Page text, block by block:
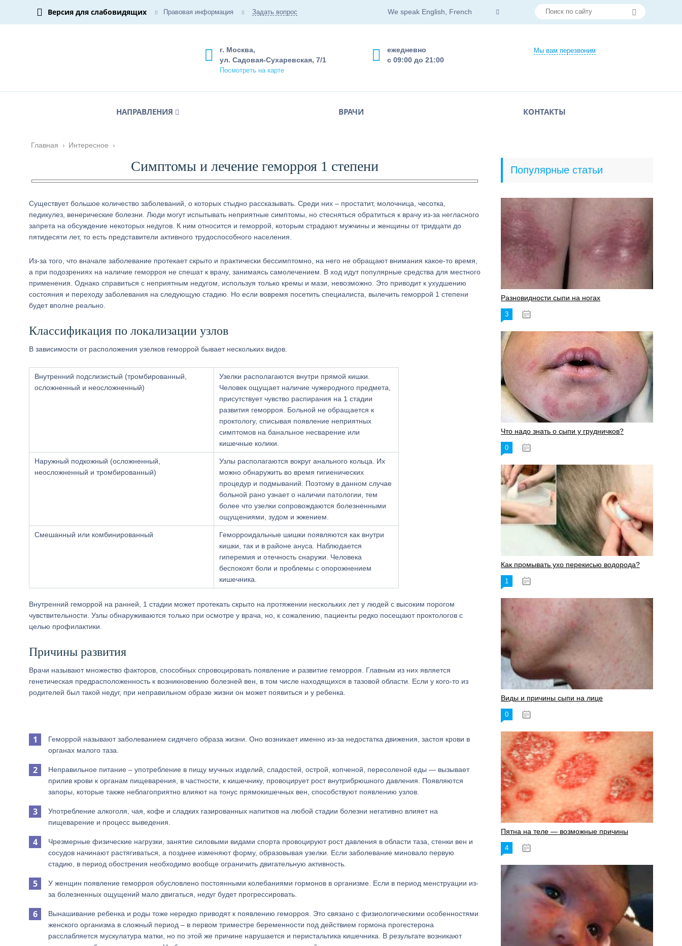
Версия для слабовидящих Правовая информация Задать вопрос We speak English, French
Мы вам перезвоним
ежедневно
с 09:00 до 21:00
г. Москва,
ул. Садовая-Сухаревская, 7/1
Посмотреть на карте
НАПРАВЛЕНИЯ ВРАЧИ КОНТАКТЫ
Главная › Интересное ›
Симптомы и лечение геморроя 1 степени
Существует большое количество заболеваний, о которых стыдно рассказывать. Среди них – простатит, молочница, чесотка,
педикулез, венерические болезни. Люди могут испытывать неприятные симптомы, но стесняться обратиться к врачу из-за негласного
запрета на обсуждение некоторых недугов. К ним относится и геморрой, которым страдают мужчины и женщины от тридцати до
пятидесяти лет, то есть представители активного трудоспособного населения.
Из-за того, что вначале заболевание протекает скрыто и практически бессимптомно, на него не обращают внимания какое-то время,
а при подозрениях на наличие геморроя не спешат к врачу, занимаясь самолечением. В ход идут популярные средства для местного
применения. Однако справиться с неприятным недугом, используя только кремы и мази, невозможно. Это приводит к ухудшению
состояния и переходу заболевания на следующую стадию. Но если вовремя посетить специалиста, вылечить геморрой 1 степени
будет вполне реально.
Классификация по локализации узлов
В зависимости от расположения узелков геморрой бывает нескольких видов.
Внутренний подслизистый (тромбированный,
осложненный и неосложненный)
Узелки располагаются внутри прямой кишки.
Человек ощущает наличие чужеродного предмета,
присутствует чувство распирания на 1 стадии
развития геморроя. Больной не обращается к
проктологу, списывая появление неприятных
симптомов на банальное несварение или
кишечные колики.
Наружный подкожный (осложненный,
неосложненный и тромбированный)
Узлы располагаются вокруг анального кольца. Их
можно обнаружить во время гигиенических
процедур и подмываний. Поэтому в данном случае
больной рано узнает о наличии патологии, тем
более что узелки сопровождаются болезненными
ощущениями, зудом и жжением.
Смешанный или комбинированный
Геморроидальные шишки появляются как внутри
кишки, так и в районе ануса. Наблюдается
гиперемия и отечность снаружи. Человека
беспокоят боли и проблемы с опорожнением
кишечника.
Внутренний геморрой на ранней, 1 стадии может протекать скрыто на протяжении нескольких лет у людей с высоким порогом
чувствительности. Узлы обнаруживаются только при осмотре у врача, но, к сожалению, пациенты редко посещают проктологов с
целью профилактики.
Причины развития
Врачи называют множество факторов, способных спровоцировать появление и развитие геморроя. Главным из них является
генетическая предрасположенность к возникновению болезней вен, в том числе находящихся в тазовой области. Если у кого-то из
родителей был такой недуг, при неправильном образе жизни он может появиться и у ребенка.
Геморрой называют заболеванием сидячего образа жизни. Оно возникает именно из-за недостатка движения, застоя крови в
органах малого таза.
Неправильное питание – употребление в пищу мучных изделий, сладостей, острой, копченой, пересоленой еды — вызывает
прилив крови к органам пищеварения, в частности, к кишечнику, провоцирует рост внутрибрюшного давления. Появляются
запоры, которые также неблагоприятно влияют на тонус прямокишечных вен, способствуют появлению узлов.
Употребление алкоголя, чая, кофе и сладких газированных напитков на любой стадии болезни негативно влияет на
пищеварение и процесс выведения.
Чрезмерные физические нагрузки, занятие силовыми видами спорта провоцируют рост давления в области таза, стенки вен и
сосудов начинают растягиваться, а позднее изменяют форму, образовывая узелки. Если заболевание миновало первую
стадию, в период обострения необходимо вообще ограничить двигательную активность.
У женщин появление геморроя обусловлено постоянными колебаниями гормонов в организме. Если в период менструации из-
за болезненных ощущений мало двигаться, недуг будет прогрессировать.
Вынашивание ребенка и роды тоже нередко приводят к появлению геморроя. Это связано с физиологическими особенностями
женского организма в сложный период – в первом триместре беременности под действием гормона прогестерона
расслабляется мускулатура матки, но по этой же причине нарушается и перистальтика кишечника. В результате возникают
Популярные статьи
Разновидности сыпи на ногах
3
Что надо знать о сыпи у грудничков?
0
Как промывать ухо перекисью водорода?
1
Виды и причины сыпи на лице
0
Пятна на теле — возможные причины
4